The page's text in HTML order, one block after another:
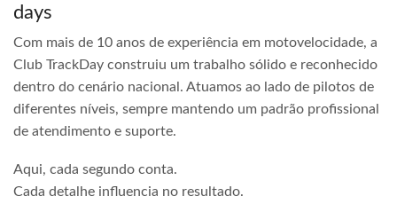
days
Com mais de 10 anos de experiência em motovelocidade, a
Club TrackDay construiu um trabalho sólido e reconhecido
dentro do cenário nacional. Atuamos ao lado de pilotos de
diferentes níveis, sempre mantendo um padrão profissional
de atendimento e suporte.
Aqui, cada segundo conta.
Cada detalhe influencia no resultado.